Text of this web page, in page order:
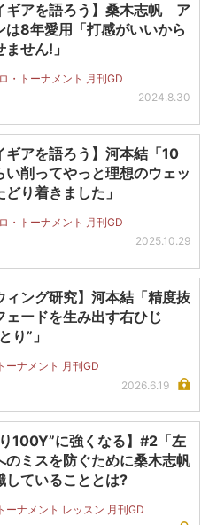
ギアを語ろう】桑木志帆 ア
は8年愛用「打感がいいから
せん!」
・トーナメント 月刊GD
2024.8.30
ギアを語ろう】河本結「10
い削ってやっと理想のウェッ
どり着きました」
・トーナメント 月刊GD
2025.10.29
ィング研究】河本結「精度抜
ェードを生み出す右ひじ
り”」
ーナメント 月刊GD
2026.6.19
り100Y”に強くなる】#2「左
のミスを防ぐために桑木志帆
していることとは?
ーナメント レッスン 月刊GD